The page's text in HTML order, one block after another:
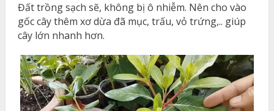
Đất trồng sạch sẽ, không bị ô nhiễm. Nên cho vào
gốc cây thêm xơ dừa đã mục, trấu, vỏ trứng,.. giúp
cây lớn nhanh hơn.